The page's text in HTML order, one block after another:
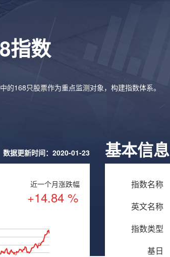
指数
168只股票作为重点监测对象，构建指数体系。
数据更新时间：2020-01-23
近一个月涨跌幅
+14.84 %
基本信息
指数名称
英文名称
指数类型
基日